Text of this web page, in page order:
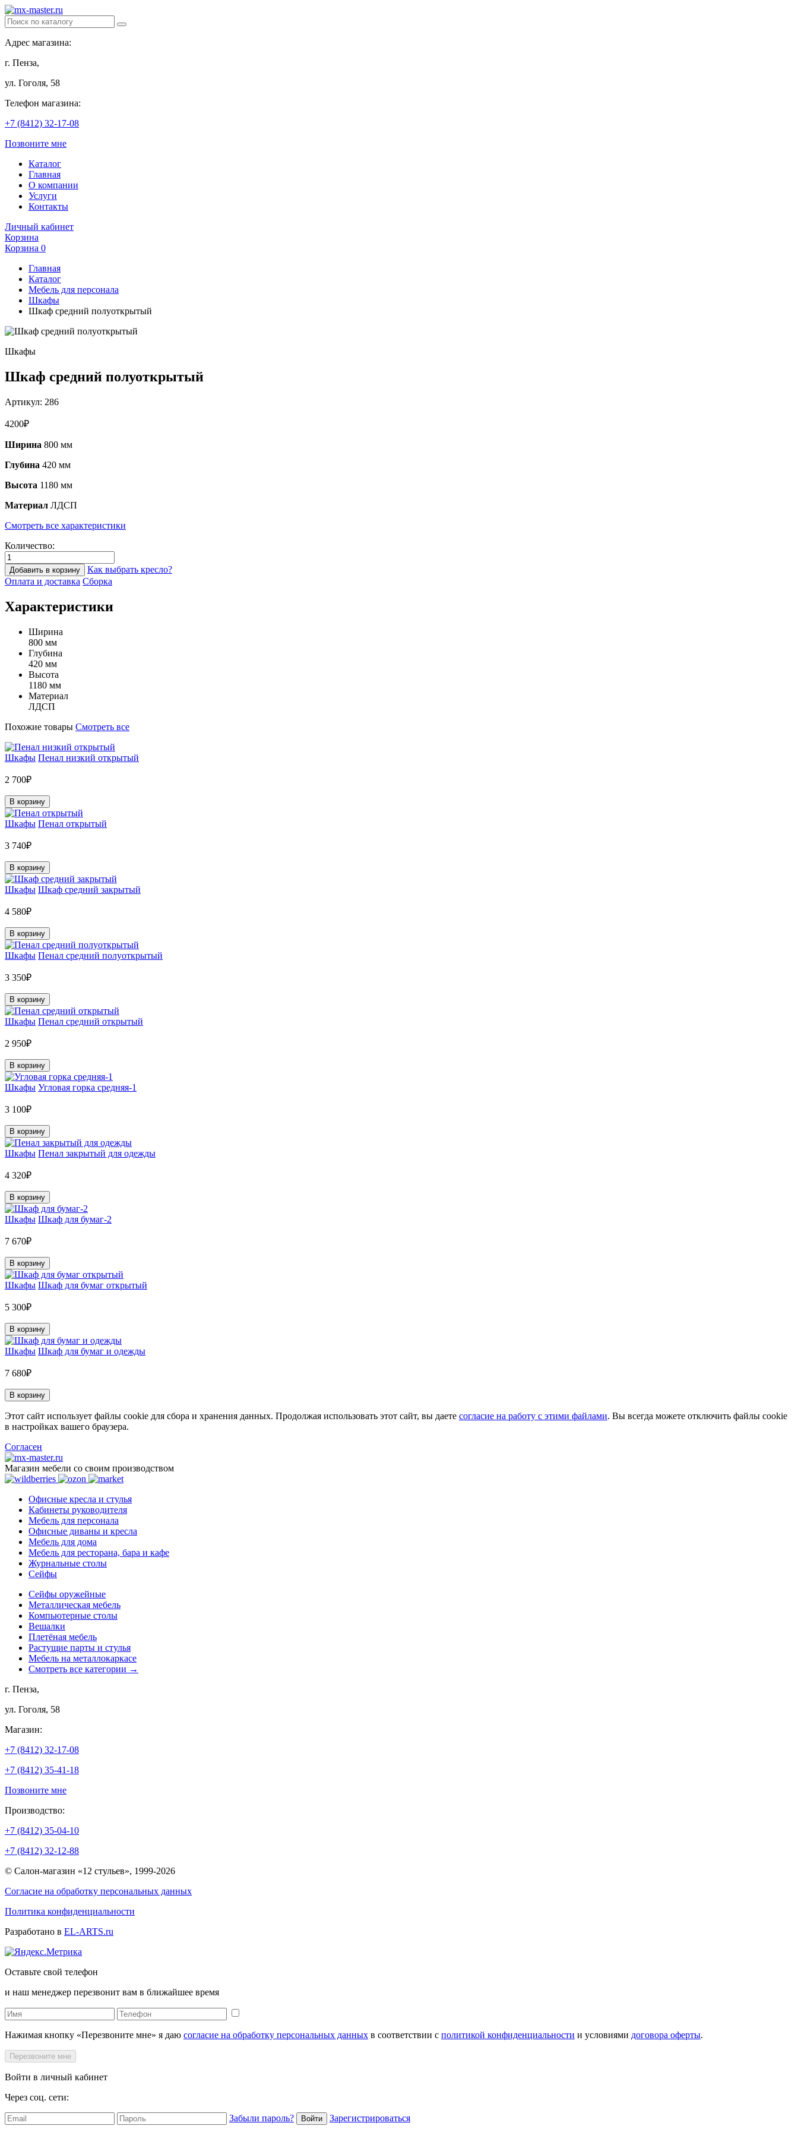
Адрес магазина:
г. Пенза,
ул. Гоголя, 58
Телефон магазина:
+7 (8412) 32-17-08
Позвоните мне
Каталог
Главная
О компании
Услуги
Контакты
Личный кабинет
Корзина
Корзина 0
Главная
Каталог
Мебель для персонала
Шкафы
Шкаф средний полуоткрытый
Шкафы
Шкаф средний полуоткрытый
Артикул: 286
4200₽
Ширина 800 мм
Глубина 420 мм
Высота 1180 мм
Материал ЛДСП
Смотреть все характеристики
Количество:
Добавить в корзину
Как выбрать кресло?
Оплата и доставка Сборка
Характеристики
Ширина
800 мм
Глубина
420 мм
Высота
1180 мм
Материал
ЛДСП
Похожие товары Смотреть все
Шкафы Пенал низкий открытый
2 700₽
В корзину
Шкафы Пенал открытый
3 740₽
В корзину
Шкафы Шкаф средний закрытый
4 580₽
В корзину
Шкафы Пенал средний полуоткрытый
3 350₽
В корзину
Шкафы Пенал средний открытый
2 950₽
В корзину
Шкафы Угловая горка средняя-1
3 100₽
В корзину
Шкафы Пенал закрытый для одежды
4 320₽
В корзину
Шкафы Шкаф для бумаг-2
7 670₽
В корзину
Шкафы Шкаф для бумаг открытый
5 300₽
В корзину
Шкафы Шкаф для бумаг и одежды
7 680₽
В корзину
Этот сайт использует файлы cookie для сбора и хранения данных. Продолжая использовать этот сайт, вы даете согласие на работу с этими файлами. Вы всегда можете отключить файлы cookie
в настройках вашего браузера.
Согласен
Магазин мебели со своим производством
Офисные кресла и стулья
Кабинеты руководителя
Мебель для персонала
Офисные диваны и кресла
Мебель для дома
Мебель для ресторана, бара и кафе
Журнальные столы
Сейфы
Сейфы оружейные
Металлическая мебель
Компьютерные столы
Вешалки
Плетёная мебель
Растущие парты и стулья
Мебель на металлокаркасе
Смотреть все категории →
г. Пенза,
ул. Гоголя, 58
Магазин:
+7 (8412) 32-17-08
+7 (8412) 35-41-18
Позвоните мне
Производство:
+7 (8412) 35-04-10
+7 (8412) 32-12-88
© Салон-магазин «12 стульев», 1999-2026
Согласие на обработку персональных данных
Политика конфиденциальности
Разработано в EL-ARTS.ru
Оставьте свой телефон
и наш менеджер перезвонит вам в ближайшее время
Нажимая кнопку «Перезвоните мне» я даю согласие на обработку персональных данных в соответствии с политикой конфиденциальности и условиями договора оферты.
Перезвоните мне
Войти в личный кабинет
Через соц. сети:
Забыли пароль? Войти Зарегистрироваться